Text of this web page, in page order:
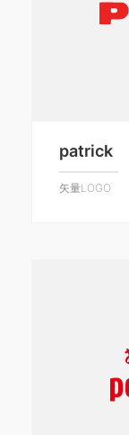
patrick
矢量LOGO